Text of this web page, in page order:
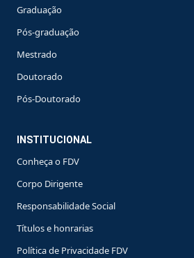
Graduação
Pós-graduação
Mestrado
Doutorado
Pós-Doutorado
INSTITUCIONAL
Conheça o FDV
Corpo Dirigente
Responsabilidade Social
Títulos e honrarias
Política de Privacidade FDV